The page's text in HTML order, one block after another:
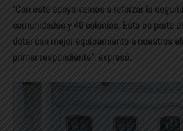
“Con este apoyo vamos a reforzar la
comunidades y 40 colonias. Esto es parte
dotar con mejor equipamiento a nuestros
primer respondiente”, expresó.